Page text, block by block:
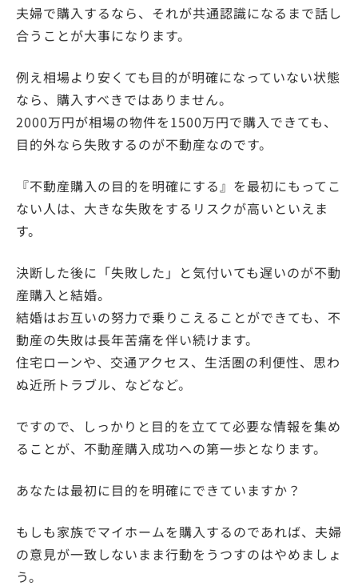
夫婦で購入するなら、それが共通認識になるまで話し
合うことが大事になります。
例え相場より安くても目的が明確になっていない状態
なら、購入すべきではありません。
2000万円が相場の物件を1500万円で購入できても、
目的外なら失敗するのが不動産なのです。
『不動産購入の目的を明確にする』を最初にもってこ
ない人は、大きな失敗をするリスクが高いといえま
す。
決断した後に「失敗した」と気付いても遅いのが不動
産購入と結婚。
結婚はお互いの努力で乗りこえることができても、不
動産の失敗は長年苦痛を伴い続けます。
住宅ローンや、交通アクセス、生活圏の利便性、思わ
ぬ近所トラブル、などなど。
ですので、しっかりと目的を立てて必要な情報を集め
ることが、不動産購入成功への第一歩となります。
あなたは最初に目的を明確にできていますか？
もしも家族でマイホームを購入するのであれば、夫婦
の意見が一致しないまま行動をうつすのはやめましょ
う。